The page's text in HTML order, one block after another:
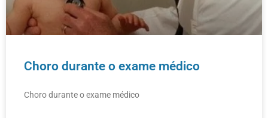
Choro durante o exame médico
Choro durante o exame médico